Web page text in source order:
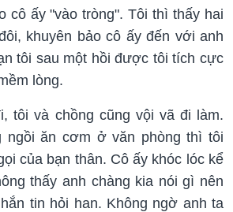
cô ấy "vào tròng". Tôi thì thấy hai
khuyên bảo cô ấy đến với anh
tôi sau một hồi được tôi tích cực
lòng.
tôi và chồng cũng vội vã đi làm.
ngồi ăn cơm ở văn phòng thì tôi
của bạn thân. Cô ấy khóc lóc kể
thấy anh chàng kia nói gì nên
tin hỏi han. Không ngờ anh ta